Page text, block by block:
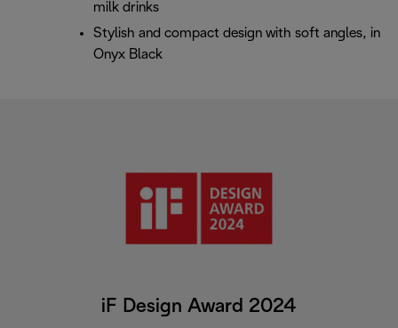
milk drinks
Stylish and compact design with soft angles, in
Onyx Black
iF Design Award 2024